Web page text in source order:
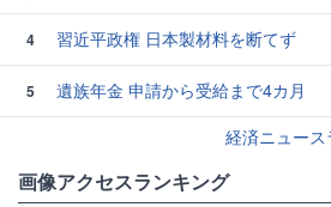
4 習近平政権 日本製材料を断てず
5
遺族年金 申請から受給まで4カ月
経済ニュー
画像アクセスランキング